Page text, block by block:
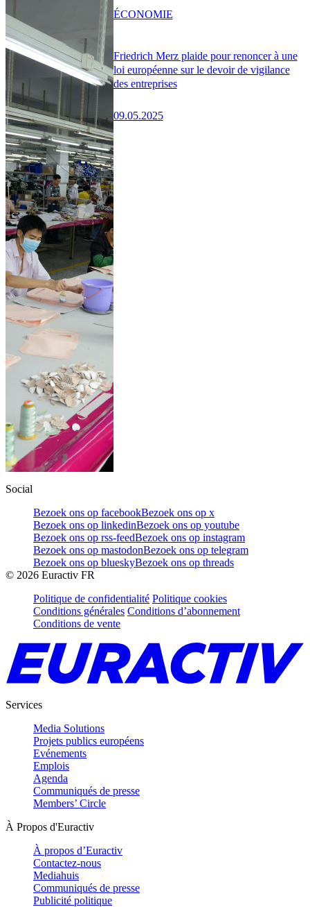
Friedrich Merz plaide pour renoncer à une
loi européenne sur le devoir de vigilance
des entreprises
09.05.2025
ÉCONOMIE
Social
Bezoek ons op facebookBezoek ons op x
Bezoek ons op linkedinBezoek ons op youtube
Bezoek ons op rss-feedBezoek ons op instagram
Bezoek ons op mastodonBezoek ons op telegram
Bezoek ons op blueskyBezoek ons op threads
© 2026 Euractiv FR
Politique de confidentialité Politique cookies
Conditions générales Conditions d’abonnement
Conditions de vente
Services
Media Solutions
Projets publics européens
Evénements
Emplois
Agenda
Communiqués de presse
Members’ Circle
À Propos d'Euractiv
À propos d’Euractiv
Contactez-nous
Mediahuis
Communiqués de presse
Publicité politique